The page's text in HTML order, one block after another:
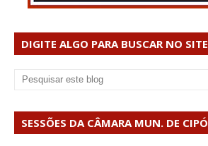
DIGITE ALGO PARA BUSCAR NO SITE
SESSÕES DA CÂMARA MUN. DE CIPÓ